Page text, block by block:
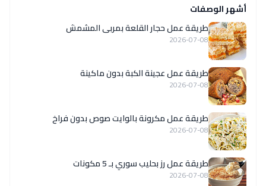
أشهر الوصفات
طريقة عمل حجار القلعة بمربى المشمش
2026-07-08
طريقة عمل عجينة الكبة بدون ماكينة
2026-07-08
طريقة عمل مكرونة بالوايت صوص بدون فراخ
2026-07-08
طريقة عمل رز بحليب سوري بـ 5 مكونات
2026-07-08